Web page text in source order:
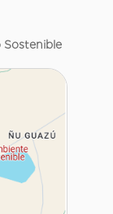
Sostenible